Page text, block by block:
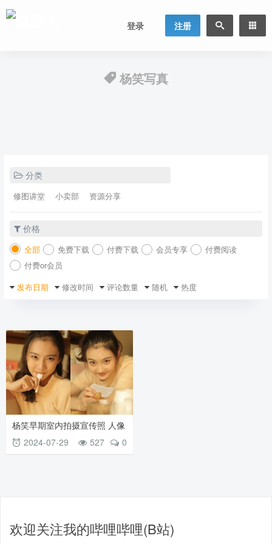
登录 注册
杨笑写真
分类
修图讲堂 小卖部 资源分享
价格
全部 免费下载 付费下载 会员专享
付费阅读
付费or会员
发布日期
修改时间 评论数量 随机 热度
杨笑早期室内拍摄宣传照 人像
2024-07-29 0
527
欢迎关注我的哔哩哔哩(B站)